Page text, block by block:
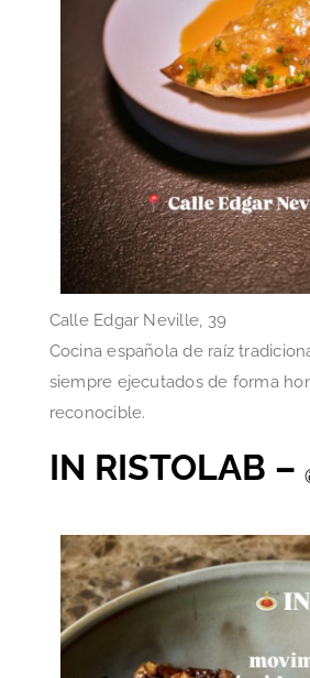
Calle Edgar Neville, 39
Cocina española de raíz
siempre ejecutados de forma
reconocible.
IN RISTOLAB –